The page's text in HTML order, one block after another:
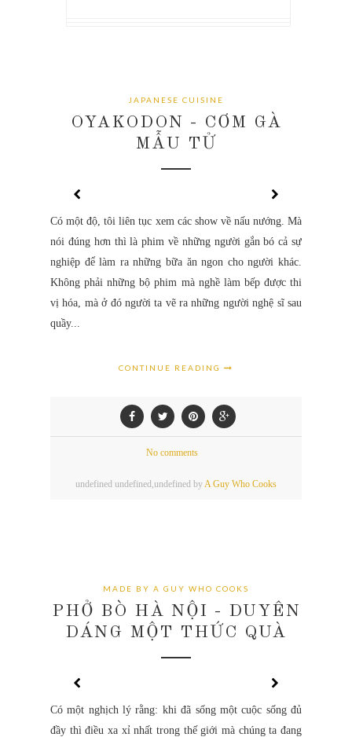
JAPANESE CUISINE
OYAKODON - CƠM GÀ
MẪU TỬ
Có một độ, tôi liên tục xem các show về nấu nướng. Mà
nói đúng hơn thì là phim về những người gắn bó cả sự
nghiệp để làm ra những bữa ăn ngon cho người khác.
Không phải những bộ phim mà nghề làm bếp được thi
vị hóa, mà ở đó người ta vẽ ra những người nghệ sĩ sau
quầy...
CONTINUE READING
No comments
undefined undefined,undefined byA Guy Who Cooks
MADE BY A GUY WHO COOKS
PHỞ BÒ HÀ NỘI - DUYÊN
DÁNG MỘT THỨC QUÀ
Có một nghịch lý rằng: khi đã sống một cuộc sống đủ
đầy thì điều xa xỉ nhất trong thế giới mà chúng ta đang